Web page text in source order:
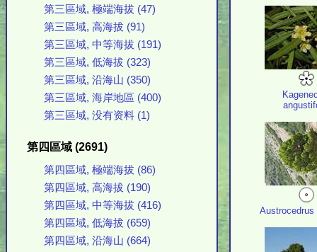
第三區域, 極端海拔 (47)
第三區域, 高海拔 (91)
第三區域, 中等海拔 (191)
第三區域, 低海拔 (323)
第三區域, 沿海山 (350)
第三區域, 海岸地區 (400)
第三區域, 没有资料 (1)
第四區域 (2691)
第四區域, 極端海拔 (86)
第四區域, 高海拔 (190)
第四區域, 中等海拔 (416)
第四區域, 低海拔 (659)
第四區域, 沿海山 (664)